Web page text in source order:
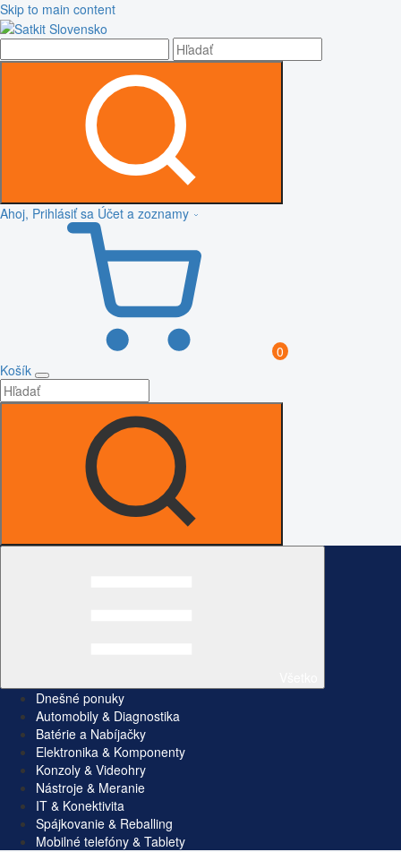
Skip to main content
Ahoj, Prihlásiť sa Účet a zoznamy
0
Košík
Dnešné ponuky
Automobily & Diagnostika
Batérie a Nabíjačky
Elektronika & Komponenty
Konzoly & Videohry
Nástroje & Meranie
IT & Konektivita
Spájkovanie & Reballing
Mobilné telefóny & Tablety